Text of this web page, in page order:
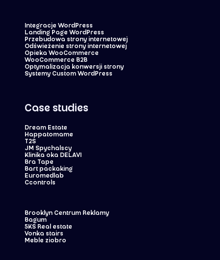
Integracje WordPress
Landing Page WordPress
Przebudowa strony internetowej
Odświeżenie strony internetowej
Opieka WooCommerce
WooCommerce B2B
Optymalizacja konwersji strony
Systemy Custom WordPress
Case studies
Dream Estate
Happatomame
T2S
JM Spychalscy
Klinika oka DELAVI
Bra Tape
Bart packaking
Euromedlab
Ccontrols
Brooklyn Centrum Reklamy
Bagum
5KS Real estate
Vonka stairs
Meble ziobro